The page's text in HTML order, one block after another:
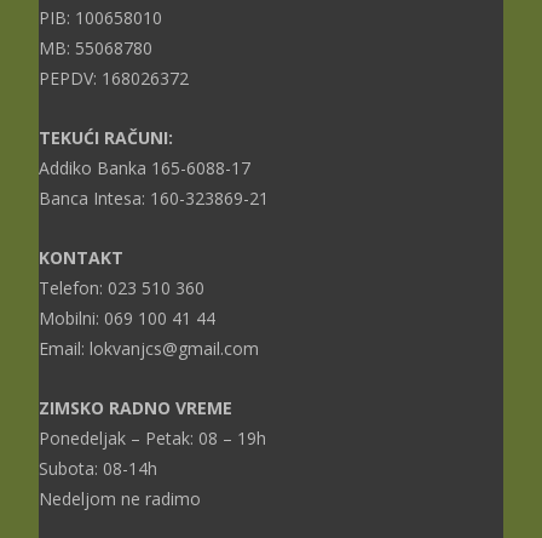
PIB: 100658010
MB: 55068780
PEPDV: 168026372
TEKUĆI RAČUNI:
Addiko Banka 165-6088-17
Banca Intesa: 160-323869-21
KONTAKT
Telefon: 023 510 360
Mobilni: 069 100 41 44
Email: lokvanjcs@gmail.com
ZIMSKO RADNO VREME
Ponedeljak – Petak: 08 – 19h
Subota: 08-14h
Nedeljom ne radimo